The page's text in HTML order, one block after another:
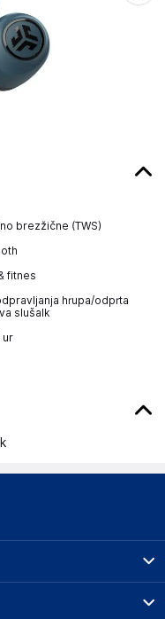
brezžične (TWS)
fitnes
hrupa/odprta
slušalk
ur